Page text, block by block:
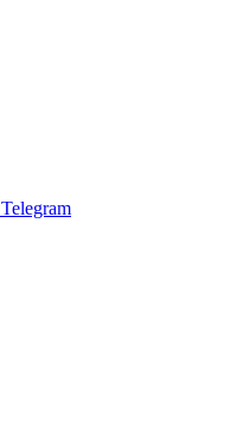
Telegram